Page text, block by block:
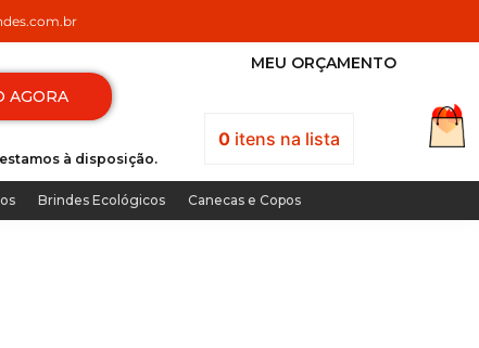
AGORA
MEU ORÇAMENTO
0itens na lista
à disposição.
Brindes Ecológicos Canecas e Copos